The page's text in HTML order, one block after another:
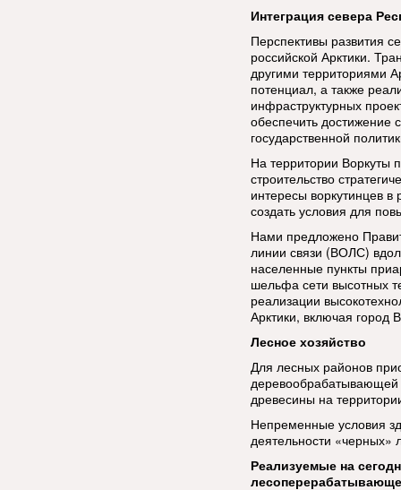
Интеграция севера
Перспективы развития
российской Арктики.
другими территориями
потенциал, а также
инфраструктурных
обеспечить достижение
государственной
На территории Воркуты
строительство
интересы воркутинцев в
создать условия для
Нами предложено
линии связи (ВОЛС)
населенные пункты
шельфа сети высотных
реализации
Арктики, включая город
Лесное хозяйство
Для лесных районов
деревообрабатывающей
древесины на
Непременные условия
деятельности «черных»
Реализуемые на